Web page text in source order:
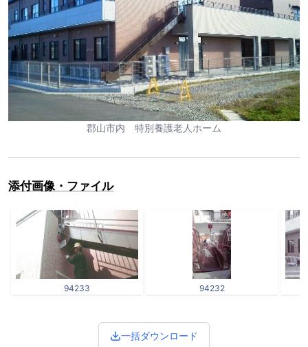
郡山市内 特別養護老人ホーム
添付画像・ファイル
94233 94232
一括ダウンロード